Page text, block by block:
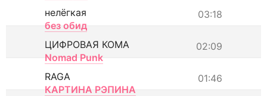
03:18
нелёгкая
без обид
02:09
ЦИФРОВАЯ КОМА
Nomad Punk
01:46
RAGA
КАРТИНА РЭПИНА